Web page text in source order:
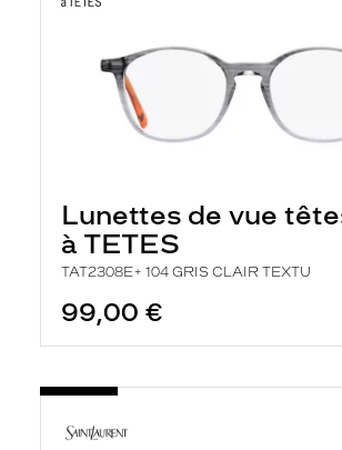
Lunettes de vue
à TETES
TAT2308E+ 104 GRIS CLAIR TEXTU
99,00 €